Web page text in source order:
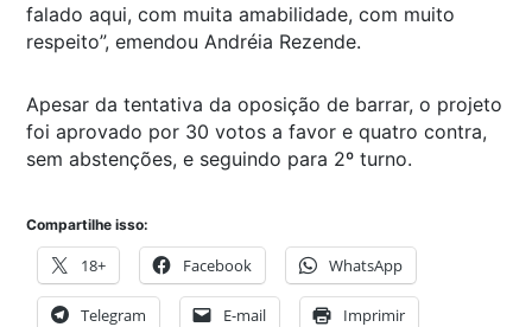
falado aqui, com muita amabilidade, com muito
respeito”, emendou Andréia Rezende.
Apesar da tentativa da oposição de barrar, o projeto
foi aprovado por 30 votos a favor e quatro contra,
sem abstenções, e seguindo para 2º turno.
Compartilhe isso:
18+ Facebook WhatsApp
Telegram E-mail Imprimir